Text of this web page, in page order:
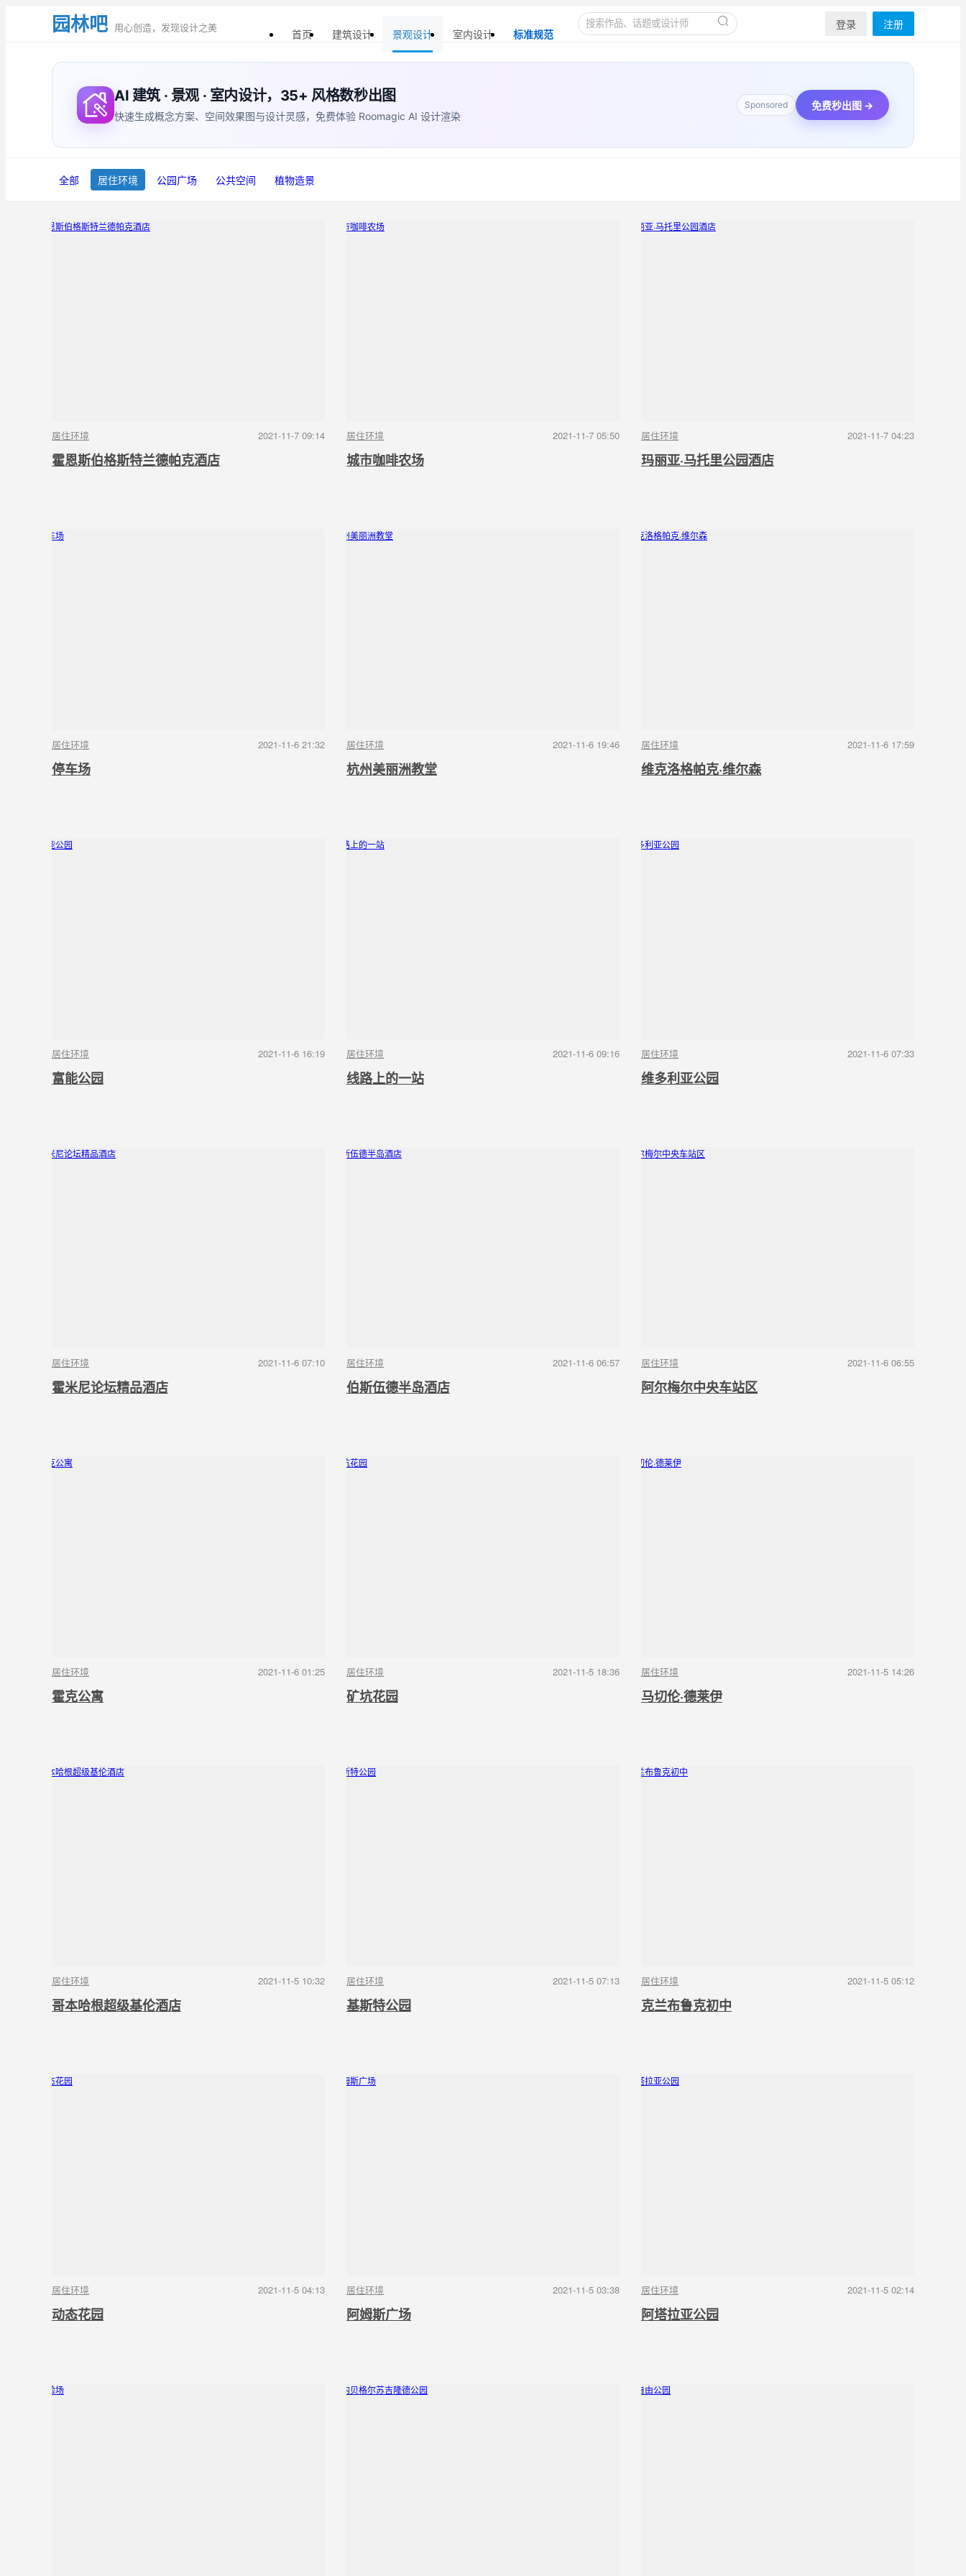
园林吧 用心创造，发现设计之美 首页 建筑设计 景观设计 室内设计 标准规范
登录 注册
AI 建筑 · 景观 · 室内设计，35+ 风格数秒出图
快速生成概念方案、空间效果图与设计灵感，免费体验 Roomagic AI 设计渲染
Sponsored 免费秒出图 →
全部 居住环境 公园广场 公共空间 植物造景
居住环境 2021-11-7 09:14
霍恩斯伯格斯特兰德帕克酒店
居住环境 2021-11-7 05:50
城市咖啡农场
居住环境 2021-11-7 04:23
玛丽亚·马托里公园酒店
居住环境 2021-11-6 21:32
停车场
居住环境 2021-11-6 19:46
杭州美丽洲教堂
居住环境 2021-11-6 17:59
维克洛格帕克·维尔森
居住环境 2021-11-6 16:19
富能公园
居住环境 2021-11-6 09:16
线路上的一站
居住环境 2021-11-6 07:33
维多利亚公园
居住环境 2021-11-6 07:10
霍米尼论坛精品酒店
居住环境 2021-11-6 06:57
伯斯伍德半岛酒店
居住环境 2021-11-6 06:55
阿尔梅尔中央车站区
居住环境 2021-11-6 01:25
霍克公寓
居住环境 2021-11-5 18:36
矿坑花园
居住环境 2021-11-5 14:26
马切伦·德莱伊
居住环境 2021-11-5 10:32
哥本哈根超级基伦酒店
居住环境 2021-11-5 07:13
基斯特公园
居住环境 2021-11-5 05:12
克兰布鲁克初中
居住环境 2021-11-5 04:13
动态花园
居住环境 2021-11-5 03:38
阿姆斯广场
居住环境 2021-11-5 02:14
阿塔拉亚公园